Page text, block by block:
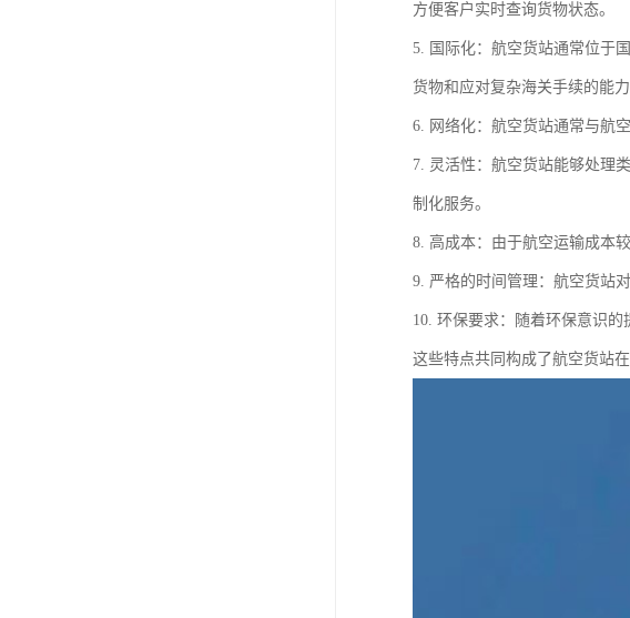
方便客户实时查询货物状态。
5. 国际化：航空货站通常位于
货物和应对复杂海关手续的能力
6. 网络化：航空货站通常与航
7. 灵活性：航空货站能够处理
制化服务。
8. 高成本：由于航空运输成本
9. 严格的时间管理：航空货站
10. 环保要求：随着环保意识
这些特点共同构成了航空货站